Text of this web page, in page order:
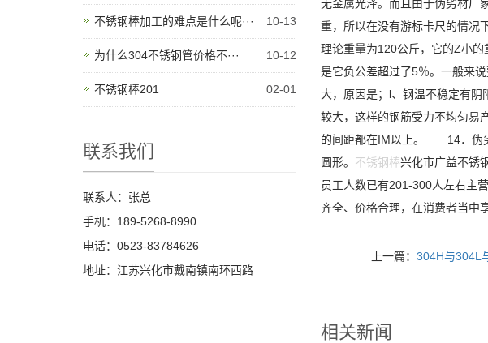
无金属光泽。而且由于伪劣材
重，所以在没有游标卡尺的情况
理论重量为120公斤，它的Z小
是它负公差超过了5％。一般来
大，原因是；l、钢温不稳定有
较大，这样的钢筋受力不均匀
的间距都在IM以上。 14．伪
圆形。 不锈钢棒兴化市广益不锈
员工人数已有201-300人左右主营
齐全、价格合理，在消费者当中
上一篇：304H与304L
相关新闻
不锈钢棒加工的难点是什么呢··· 10-13
为什么304不锈钢管价格不··· 10-12
不锈钢棒201 02-01
联系我们
联系人：张总
手机：189-5268-8990
电话：0523-83784626
地址：江苏兴化市戴南镇南环西路